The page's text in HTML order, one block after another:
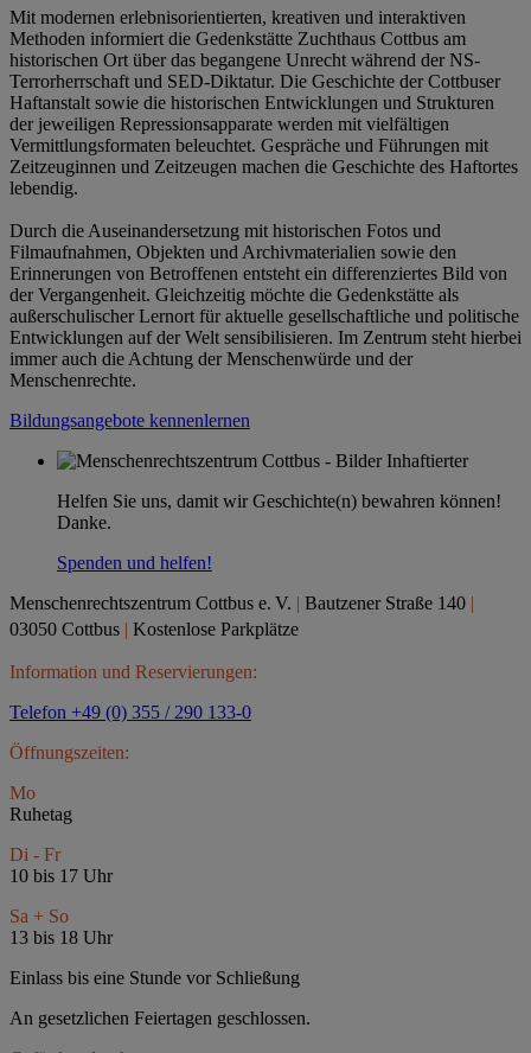
Mit modernen erlebnisorientierten, kreativen und interaktiven
Methoden informiert die Gedenkstätte Zuchthaus Cottbus am
historischen Ort über das begangene Unrecht während der NS-
Terrorherrschaft und SED-Diktatur. Die Geschichte der Cottbuser
Haftanstalt sowie die historischen Entwicklungen und Strukturen
der jeweiligen Repressionsapparate werden mit vielfältigen
Vermittlungsformaten beleuchtet. Gespräche und Führungen mit
Zeitzeuginnen und Zeitzeugen machen die Geschichte des Haftortes
lebendig.
Durch die Auseinandersetzung mit historischen Fotos und
Filmaufnahmen, Objekten und Archivmaterialien sowie den
Erinnerungen von Betroffenen entsteht ein differenziertes Bild von
der Vergangenheit. Gleichzeitig möchte die Gedenkstätte als
außerschulischer Lernort für aktuelle gesellschaftliche und politische
Entwicklungen auf der Welt sensibilisieren. Im Zentrum steht hierbei
immer auch die Achtung der Menschenwürde und der
Menschenrechte.
Bildungsangebote kennenlernen
Helfen Sie uns, damit wir Geschichte(n) bewahren können!
Danke.
Spenden und helfen!
Menschenrechtszentrum Cottbus e. V. | Bautzener Straße 140 |
03050 Cottbus | Kostenlose Parkplätze
Information und Reservierungen:
Telefon +49 (0) 355 / 290 133-0
Öffnungszeiten:
Mo
Ruhetag
Di - Fr
10 bis 17 Uhr
Sa + So
13 bis 18 Uhr
Einlass bis eine Stunde vor Schließung
An gesetzlichen Feiertagen geschlossen.